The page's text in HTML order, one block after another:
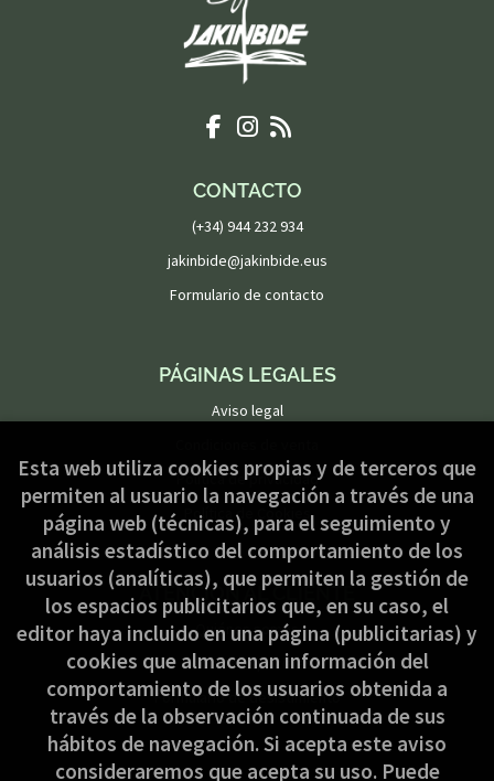
CONTACTO
(+34) 944 232 934
jakinbide@jakinbide.eus
Formulario de contacto
PÁGINAS LEGALES
Aviso legal
Política de privacidad
Política de Cookies
ATENCIÓN AL CLIENTE
Quiénes somos
Pedidos especiales
Formulario de desistimiento
Esta web utiliza cookies propias y de terceros que
permiten al usuario la navegación a través de una
página web (técnicas), para el seguimiento y
análisis estadístico del comportamiento de los
usuarios (analíticas), que permiten la gestión de
los espacios publicitarios que, en su caso, el
editor haya incluido en una página (publicitarias) y
cookies que almacenan información del
comportamiento de los usuarios obtenida a
través de la observación continuada de sus
hábitos de navegación. Si acepta este aviso
consideraremos que acepta su uso. Puede